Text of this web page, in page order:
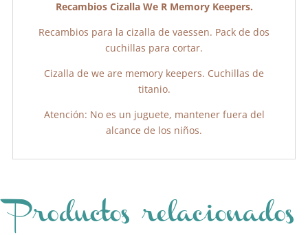
Recambios Cizalla We R Memory Keepers.
Recambios para la cizalla de vaessen. Pack de dos
cuchillas para cortar.
Cizalla de we are memory keepers. Cuchillas de
titanio.
Atención: No es un juguete, mantener fuera del
alcance de los niños.
Productos relacionados